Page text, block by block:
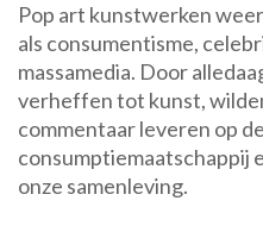
Pop art kunstwerken
als consumentisme,
massamedia. Door
verheffen tot kunst,
commentaar leveren op de
consumptiemaatschappij
onze samenleving.